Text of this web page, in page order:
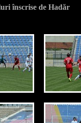
înscrise de Hadăr